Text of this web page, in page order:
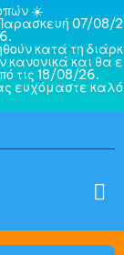
☀️
07/08/2
κατά τη διάρκ
και θα ε
τις 18/08/26.
ευχόμαστε καλό